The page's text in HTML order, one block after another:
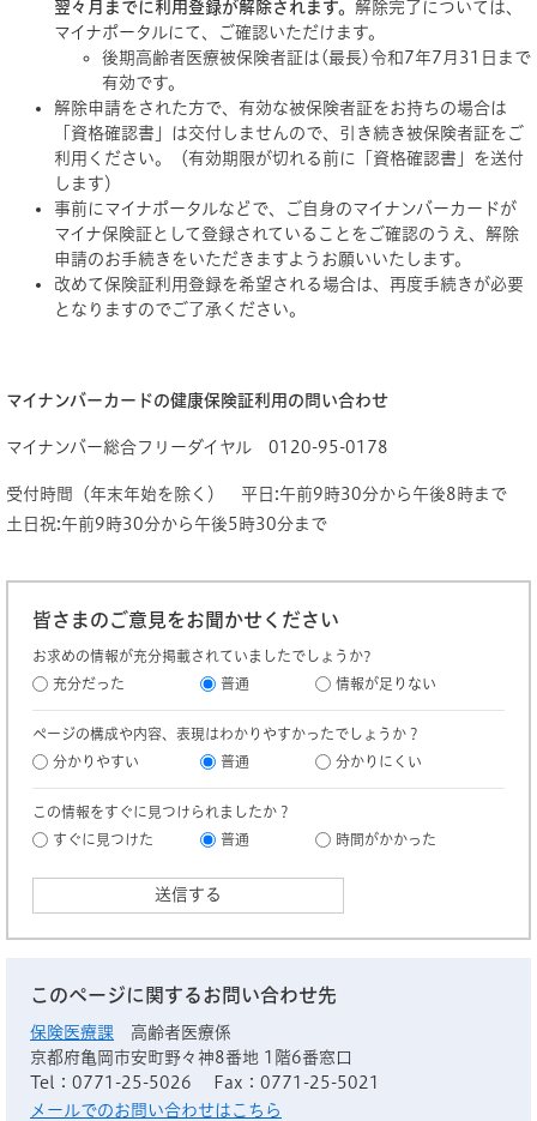
翌々月までに利用登録が解除されます。 解除完了については、
マイナポータルにて、ご確認いただけます。
後期高齢者医療被保険者証は(最長)令和7年7月31日まで
有効です。
解除申請をされた方で、有効な被保険者証をお持ちの場合は
「資格確認書」は交付しませんので、引き続き被保険者証をご
利用ください。（有効期限が切れる前に「資格確認書」を送付
します）
事前にマイナポータルなどで、ご自身のマイナンバーカードが
マイナ保険証として登録されていることをご確認のうえ、解除
申請のお手続きをいただきますようお願いいたします。
改めて保険証利用登録を希望される場合は、再度手続きが必要
となりますのでご了承ください。
マイナンバーカードの健康保険証利用の問い合わせ
マイナンバー総合フリーダイヤル 0120-95-0178
受付時間（年末年始を除く） 平日:午前9時30分から午後8時まで
土日祝:午前9時30分から午後5時30分まで
皆さまのご意見をお聞かせください
お求めの情報が充分掲載されていましたでしょうか?
充分だった
普通 情報が足りない
ページの構成や内容、表現はわかりやすかったでしょうか？
分かりやすい
普通 分かりにくい
この情報をすぐに見つけられましたか？
すぐに見つけた
普通 時間がかかった
このページに関するお問い合わせ先
保険医療課
高齢者医療係
京都府亀岡市安町野々神8番地 1階6番窓口
Tel：0771-25-5026
Fax：0771-25-5021
メールでのお問い合わせはこちら